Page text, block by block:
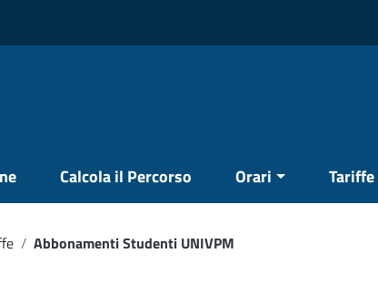
Calcola il Percorso Orari Tariffe
/ Abbonamenti Studenti UNIVPM